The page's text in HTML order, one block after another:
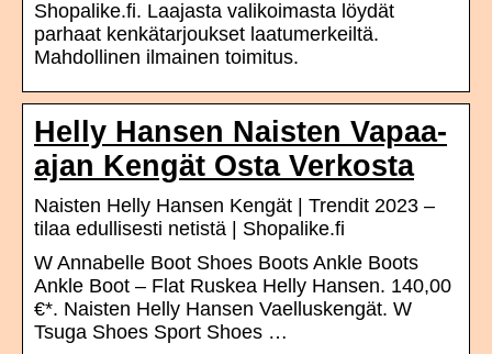
Shopalike.fi. Laajasta valikoimasta löydät
parhaat kenkätarjoukset laatumerkeiltä.
Mahdollinen ilmainen toimitus.
Helly Hansen Naisten Vapaa-
ajan Kengät Osta Verkosta
Naisten Helly Hansen Kengät | Trendit 2023 –
tilaa edullisesti netistä | Shopalike.fi
W Annabelle Boot Shoes Boots Ankle Boots
Ankle Boot – Flat Ruskea Helly Hansen. 140,00
€*. Naisten Helly Hansen Vaelluskengät. W
Tsuga Shoes Sport Shoes …